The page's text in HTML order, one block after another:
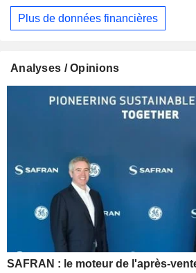
Plus de données financières
Analyses / Opinions
SAFRAN : le moteur de l'après-